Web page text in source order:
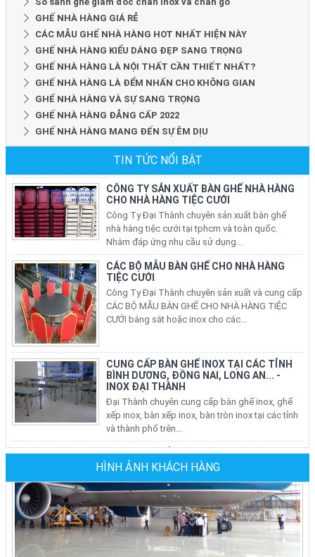
GHẾ NHÀ HÀNG GIÁ RẺ
CÁC MẪU GHẾ NHÀ HÀNG HOT NHẤT HIỆN NÀY
GHẾ NHÀ HÀNG KIỂU DÁNG ĐẸP SANG TRỌNG
GHẾ NHÀ HÀNG LÀ NỘI THẤT CẦN THIẾT NHẤT?
GHẾ NHÀ HÀNG LÀ ĐỂM NHẤN CHO KHÔNG GIAN
GHẾ NHÀ HÀNG VÀ SỰ SANG TRỌNG
GHẾ NHÀ HÀNG ĐẲNG CẤP 2022
GHẾ NHÀ HÀNG MANG ĐẾN SỰ ÊM DỊU
TIN TỨC NỔI BẬT
CÔNG TY SẢN XUẤT BÀN GHẾ NHÀ HÀNG
CHO NHÀ HÀNG TIỆC CƯỚI
Công Ty Đại Thành chuyên sản xuất bàn ghế
nhà hàng tiệc cưới tại tphcm và toàn quốc.
Nhằm đáp ứng nhu cầu sử dụng...
CÁC BỘ MẪU BÀN GHẾ CHO NHÀ HÀNG
TIỆC CƯỚI
Công Ty Đại Thành chuyên sản xuất và cung cấp
CÁC BỘ MẪU BÀN GHẾ CHO NHÀ HÀNG TIỆC
CƯỚI bằng sắt hoặc inox cho các...
INOX ĐẠI THÀNH
Đại Thành chuyên cung cấp bàn ghế inox, ghế
xếp inox, bàn xếp inox, bàn tròn inox tại các tỉnh
và thành phố trên...
BÁN BÀN GHẾ INOX, BÀN TRÒN INOX, BÀN
XẾP INOX, GHẾ XẾP VĂN PHÒNG TẠI CÁC
QUẬN Ở TP HCM
Nhu Cầu sử dụng bàn ghế inox, bộ bàn tròn inox
304 cho phòng ăn gia đình, ghế xếp văn phòng
tại các quận ở tphcm ngày...
Ghế Sắt Nhà Hàng Tiệc Cưới Tại TPHCM
Giá Mới Nhất Tại Xưởng Sản Xuất
Đại Ty Đại Thành chuyên sản xuất, cung cấp các
loại ghế sắt nhà hàng các loại: ghế sắt nhà hàng
HÌNH ẢNH KHÁCH HÀNG